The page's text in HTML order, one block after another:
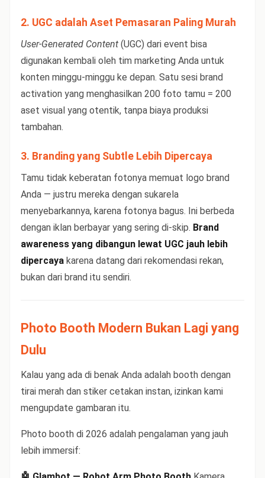
2. UGC adalah Aset Pemasaran Paling Murah
User-Generated Content (UGC) dari event bisa
digunakan kembali oleh tim marketing Anda untuk
konten minggu-minggu ke depan. Satu sesi brand
activation yang menghasilkan 200 foto tamu = 200
aset visual yang otentik, tanpa biaya produksi
tambahan.
3. Branding yang Subtle Lebih Dipercaya
Tamu tidak keberatan fotonya memuat logo brand
Anda — justru mereka dengan sukarela
menyebarkannya, karena fotonya bagus. Ini berbeda
dengan iklan berbayar yang sering di-skip. Brand
awareness yang dibangun lewat UGC jauh lebih
dipercaya karena datang dari rekomendasi rekan,
bukan dari brand itu sendiri.
Photo Booth Modern Bukan Lagi yang
Dulu
Kalau yang ada di benak Anda adalah booth dengan
tirai merah dan stiker cetakan instan, izinkan kami
mengupdate gambaran itu.
Photo booth di 2026 adalah pengalaman yang jauh
lebih immersif: